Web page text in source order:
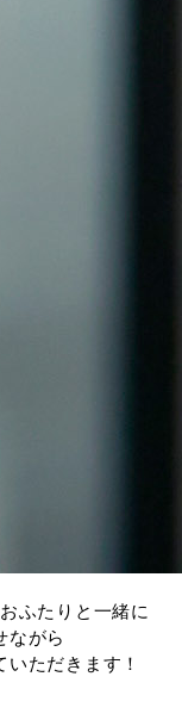
ふたりと一緒に
ながら
ただきます！